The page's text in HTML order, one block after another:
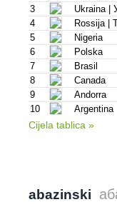
3
Ukraina |
4
Rossija |
5
Nigeria
6
Polska
7
Brasil
8
Canada
9
Andorra
10
Argentina
Cijela tablica »
abazinski